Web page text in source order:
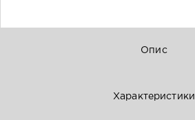
Опис
Характеристики